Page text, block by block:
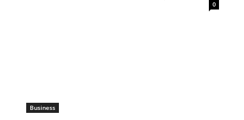
0
Business